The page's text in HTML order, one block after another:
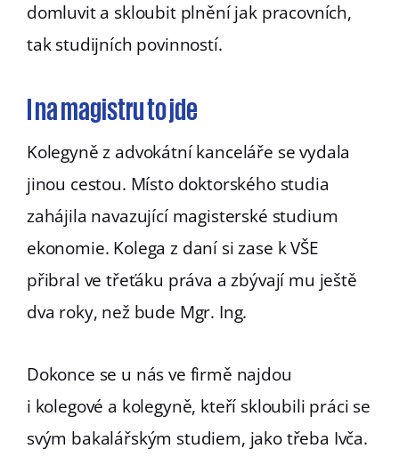
domluvit a skloubit plnění jak pracovních,
tak studijních povinností.
I na magistru to jde
Kolegyně z advokátní kanceláře se vydala
jinou cestou. Místo doktorského studia
zahájila navazující magisterské studium
ekonomie. Kolega z daní si zase k VŠE
přibral ve třeťáku práva a zbývají mu ještě
dva roky, než bude Mgr. Ing.
Dokonce se u nás ve firmě najdou
i kolegové a kolegyně, kteří skloubili práci se
svým bakalářským studiem, jako třeba Ivča.